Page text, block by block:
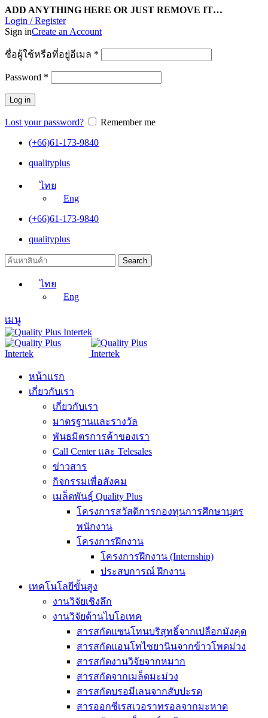
ADD ANYTHING HERE OR JUST REMOVE IT…
Login / Register
Sign inCreate an Account
ชื่อผู้ใช้หรือที่อยู่อีเมล *
Password *
Log in
Lost your password?
Remember me
(+66)61-173-9840
qualityplus
ไทย
Eng
(+66)61-173-9840
qualityplus
Search
ไทย
Eng
เมนู
หน้าแรก
เกี่ยวกับเรา
เกี่ยวกับเรา
มาตรฐานและรางวัล
พันธมิตรการค้าของเรา
Call Center และ Telesales
ข่าวสาร
กิจกรรมเพื่อสังคม
เมล็ดพันธุ์ Quality Plus
โครงการสวัสดิการกองทุนการศึกษาบุตร
พนักงาน
โครงการฝึกงาน
โครงการฝึกงาน (Internship)
ประสบการณ์ ฝึกงาน
เทคโนโลยีขั้นสูง
งานวิจัยเชิงลึก
งานวิจัยด้านไบโอเทค
สารสกัดแซนโทนบริสุทธิ์จากเปลือกมังคุด
สารสกัดแอนโทไซยานินจากข้าวโพดม่วง
สารสกัดงานวิจัยจากหมาก
สารสกัดจากเมล็ดมะม่วง
สารสกัดบรอมีเลนจากสับปะรด
สารออกซีเรสเวอราทรอลจากมะหาด